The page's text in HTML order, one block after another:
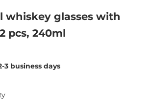
whiskey glasses with
pcs, 240ml
3 business days